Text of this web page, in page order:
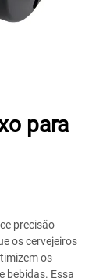
para
precisão
os cervejeiros
os
bebidas. Essa